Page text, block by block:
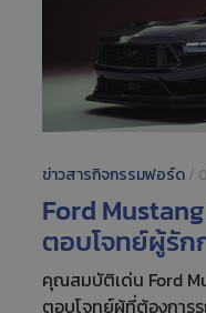
ข่าวสารกิจกรรมฟอร์ด/
Ford
ตอบโจทย์ผู้รั
คุณสมบัติเด่น Ford
ตอบโจทย์ผู้ที่ต้องการ